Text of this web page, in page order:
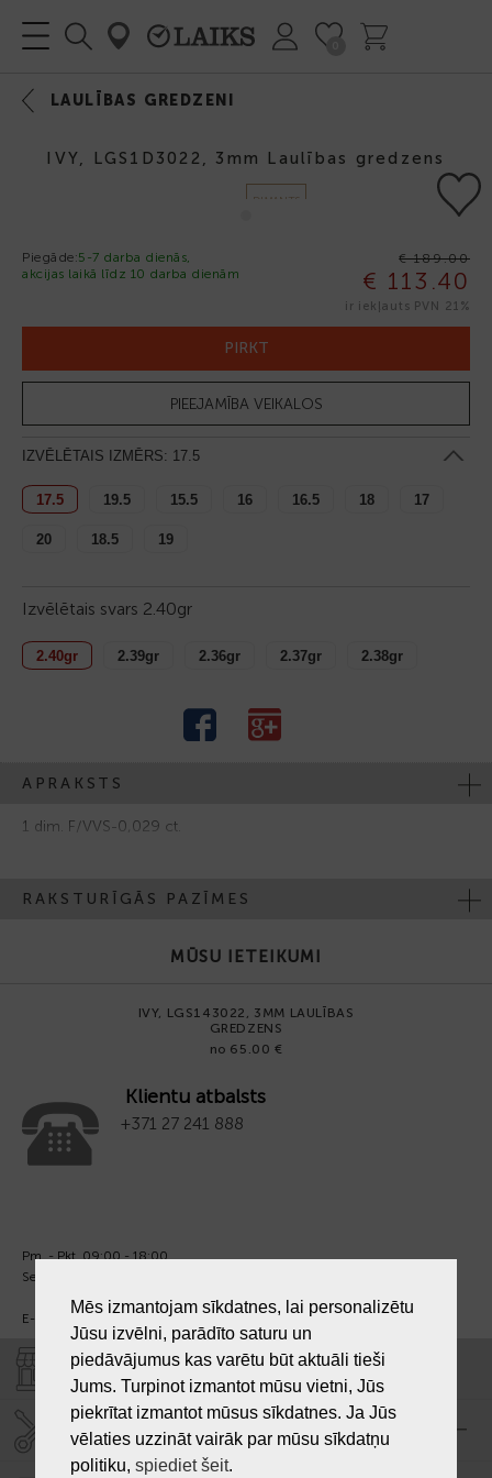
LAULĪBAS GREDZENI
IVY, LGS1D3022, 3mm Laulības gredzens
DIMANTS
Piegāde:5-7 darba dienās,
akcijas laikā līdz 10 darba dienām
€ 189.00
€ 113.40
ir iekļauts PVN 21%
PIRKT
PIEEJAMĪBA VEIKALOS
IZVĒLĒTAIS IZMĒRS: 17.5
17.5 19.5 15.5 16 16.5 18 17
20 18.5 19
Izvēlētais svars 2.40gr
2.40gr 2.39gr 2.36gr 2.37gr 2.38gr
APRAKSTS
1 dim. F/VVS-0,029 ct.
RAKSTURĪGĀS PAZĪMES
MŪSU IETEIKUMI
IVY, LGS143022, 3MM LAULĪBAS
GREDZENS
no 65.00 €
Klientu atbalsts
+371 27 241 888
Pm. - Pkt. 09:00 - 18:00
Sest. un Sv. - brīvs.
E-pasts:info@laiksjewellery.lv
VEIKALI "LAIKS"
SERVISA CENTRS "LAIKS"
Mēs izmantojam sīkdatnes, lai personalizētu
Jūsu izvēlni, parādīto saturu un
piedāvājumus kas varētu būt aktuāli tieši
Jums. Turpinot izmantot mūsu vietni, Jūs
piekrītat izmantot mūsus sīkdatnes. Ja Jūs
vēlaties uzzināt vairāk par mūsu sīkdatņu
politiku, spiediet šeit.